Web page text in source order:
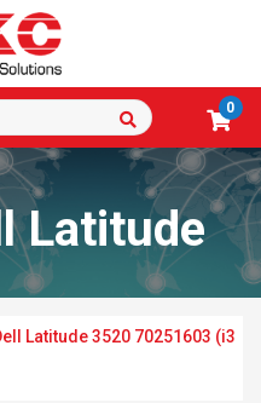
0
Latitude
(i3
Latitude 3520 70251603 (i3